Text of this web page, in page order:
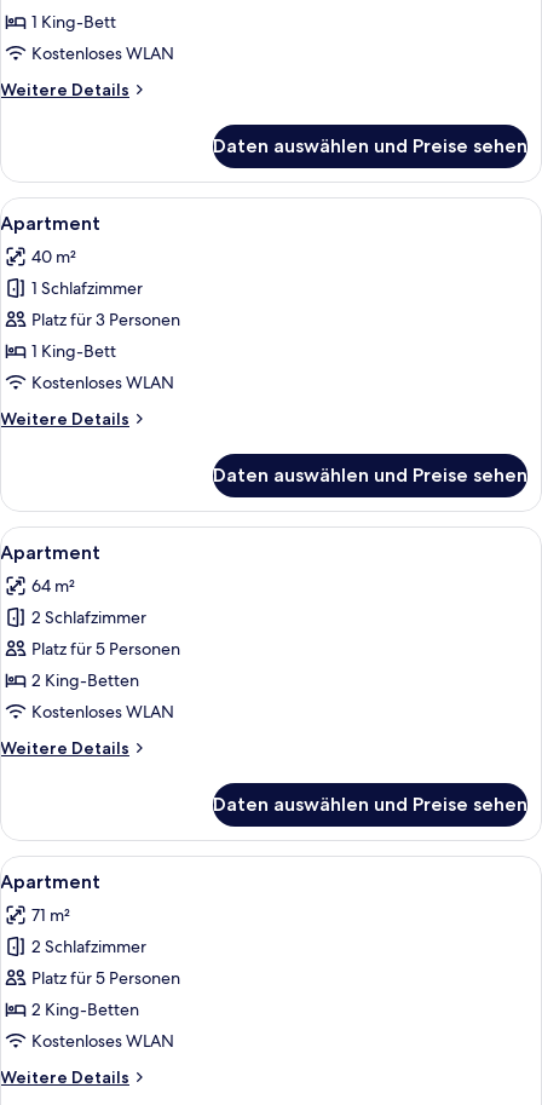
1 King-Bett
Kostenloses WLAN
Weitere Details
Weitere
Daten auswählen und Preise sehen
Alle
Fotos
für
Apartment
anzeigen
Ein modernes Hotelzimmer mit
8
Apartment
40 m²
1 Schlafzimmer
Platz für 3 Personen
1 King-Bett
Kostenloses WLAN
Weitere Details
Weitere
Daten auswählen und Preise sehen
Alle
Fotos
für
Apartment
anzeigen
Eine moderne Küche mit einem
10
Apartment
64 m²
2 Schlafzimmer
Platz für 5 Personen
2 King-Betten
Kostenloses WLAN
Weitere Details
Weitere
Daten auswählen und Preise sehen
Alle
Fotos
für
Apartment
anzeigen
Ein modernes Hotelzimmer mit
10
Apartment
71 m²
2 Schlafzimmer
Platz für 5 Personen
2 King-Betten
Kostenloses WLAN
Weitere Details
Weitere